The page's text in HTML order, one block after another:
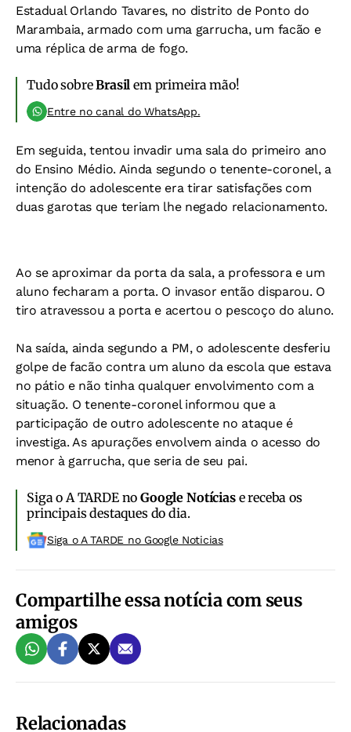
Estadual Orlando Tavares, no distrito de Ponto do
Marambaia, armado com uma garrucha, um facão e
uma réplica de arma de fogo.
Tudo sobreBrasil em primeira mão!
Entre no canal do WhatsApp.
Em seguida, tentou invadir uma sala do primeiro ano
do Ensino Médio. Ainda segundo o tenente-coronel, a
intenção do adolescente era tirar satisfações com
duas garotas que teriam lhe negado relacionamento.
Ao se aproximar da porta da sala, a professora e um
aluno fecharam a porta. O invasor então disparou. O
tiro atravessou a porta e acertou o pescoço do aluno.
Na saída, ainda segundo a PM, o adolescente desferiu
golpe de facão contra um aluno da escola que estava
no pátio e não tinha qualquer envolvimento com a
situação. O tenente-coronel informou que a
participação de outro adolescente no ataque é
investiga. As apurações envolvem ainda o acesso do
menor à garrucha, que seria de seu pai.
Siga o A TARDE noGoogle Notíciase receba os
principais destaques do dia.
Siga o A TARDE no Google Noticias
Compartilhe essa notícia com seus
amigos
Relacionadas